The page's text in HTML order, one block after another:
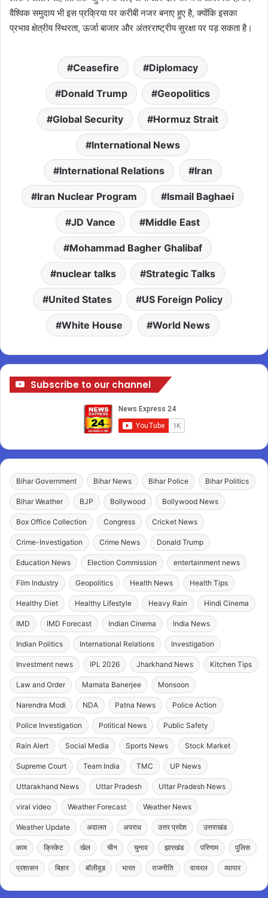
वैश्विक समुदाय भी इस प्रक्रिया पर करीबी नजर बनाए हुए है, क्योंकि इसका
प्रभाव क्षेत्रीय स्थिरता, ऊर्जा बाजार और अंतरराष्ट्रीय सुरक्षा पर पड़ सकता है।
Ceasefire Diplomacy
Donald Trump Geopolitics
Global Security Hormuz Strait
International News
International Relations Iran
Iran Nuclear Program Ismail Baghaei
JD Vance Middle East
Mohammad Bagher Ghalibaf
nuclear talks Strategic Talks
United States US Foreign Policy
White House World News
Subscribe to our channel
Bihar Government Bihar News Bihar Police Bihar Politics
Bihar Weather BJP Bollywood Bollywood News
Box Office Collection Congress Cricket News
Crime-Investigation Crime News Donald Trump
Education News Election Commission entertainment news
Film Industry Geopolitics Health News Health Tips
Healthy Diet Healthy Lifestyle Heavy Rain Hindi Cinema
IMD IMD Forecast Indian Cinema India News
Indian Politics International Relations Investigation
Investment news IPL 2026 Jharkhand News Kitchen Tips
Law and Order Mamata Banerjee Monsoon
Narendra Modi NDA Patna News Police Action
Police Investigation Political News Public Safety
Rain Alert Social Media Sports News Stock Market
Supreme Court Team India TMC UP News
Uttarakhand News Uttar Pradesh Uttar Pradesh News
viral video Weather Forecast Weather News
Weather Update अदालत अपराध उत्तर प्रदेश उत्तराखंड
काम क्रिकेट खेल चीन चुनाव झारखंड परिणाम पुलिस
प्रशासन बिहार बॉलीवुड भारत राजनीति वायरल व्यापार